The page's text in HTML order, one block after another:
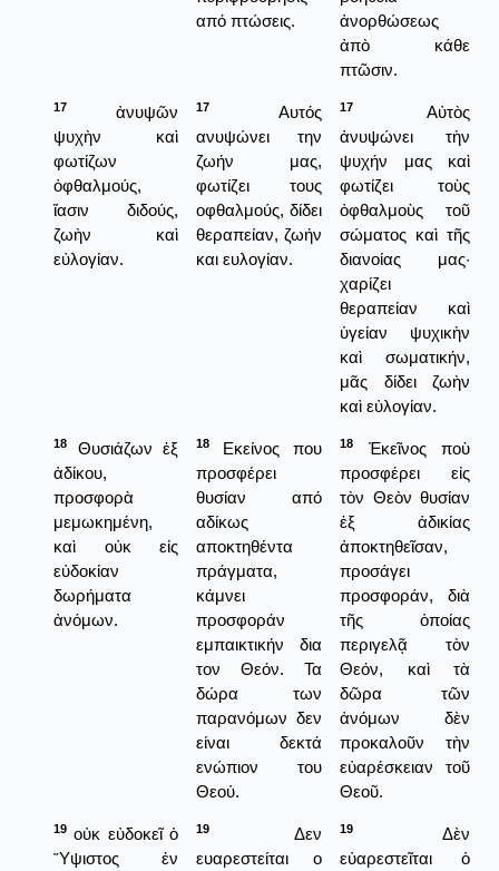
από πτώσεις.
ἀνορθώσεως
ἀπὸ κάθε
πτῶσιν.
17
ἀνυψῶν
ψυχὴν καὶ
φωτίζων
ὀφθαλμούς,
ἴασιν διδούς,
ζωὴν καὶ
εὐλογίαν.
17
Αυτός
ανυψώνει την
ζωήν μας,
φωτίζει τους
οφθαλμούς, δίδει
θεραπείαν, ζωήν
και ευλογίαν.
17
Αὐτὸς
ἀνυψώνει τὴν
ψυχήν μας καὶ
φωτίζει τοὺς
ὀφθαλμοὺς τοῦ
σώματος καὶ τῆς
διανοίας μας·
χαρίζει
θεραπείαν καὶ
ὑγείαν ψυχικὴν
καὶ σωματικήν,
μᾶς δίδει ζωὴν
καὶ εὐλογίαν.
18
Θυσιάζων ἐξ
ἀδίκου,
προσφορὰ
μεμωκημένη,
καὶ οὐκ εἰς
εὐδοκίαν
δωρήματα
ἀνόμων.
18
Εκείνος που
προσφέρει
θυσίαν από
αδίκως
αποκτηθέντα
πράγματα,
κάμνει
προσφοράν
εμπαικτικήν δια
τον Θεόν. Τα
δώρα των
παρανόμων δεν
είναι δεκτά
ενώπιον του
Θεού.
18
Ἐκεῖνος ποὺ
προσφέρει εἰς
τὸν Θεὸν θυσίαν
ἐξ ἀδικίας
ἀποκτηθεῖσαν,
προσάγει
προσφοράν, διὰ
τῆς ὁποίας
περιγελᾷ τὸν
Θεόν, καὶ τὰ
δῶρα τῶν
ἀνόμων δὲν
προκαλοῦν τὴν
εὐαρέσκειαν τοῦ
Θεοῦ.
19 οὐκ εὐδοκεῖ ὁ
῞Υψιστος ἐν
19
Δεν
ευαρεστείται ο
19
Δὲν
εὐαρεστεῖται ὁ